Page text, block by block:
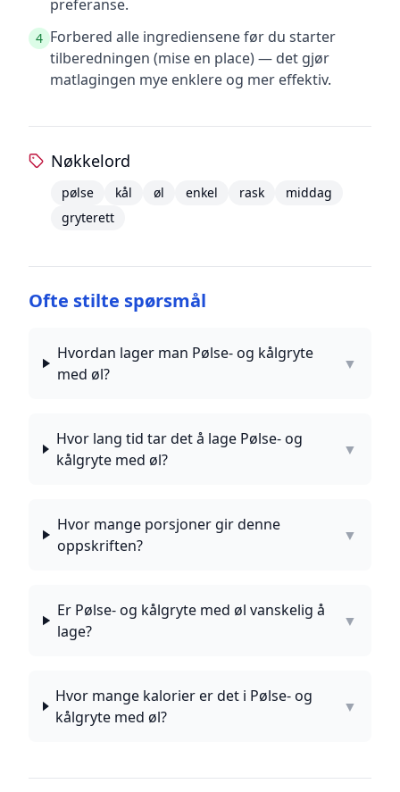
preferanse.
4 Forbered alle ingrediensene før du starter
tilberedningen (mise en place) — det gjør
matlagingen mye enklere og mer effektiv.
Nøkkelord
pølse kål øl enkel rask
middag
gryterett
Ofte stilte spørsmål
Hvordan lager man Pølse- og kålgryte
med øl?
▼
Hvor lang tid tar det å lage Pølse- og
kålgryte med øl?
▼
Hvor mange porsjoner gir denne
oppskriften?
▼
Er Pølse- og kålgryte med øl vanskelig å
lage?
▼
Hvor mange kalorier er det i Pølse- og
kålgryte med øl?
▼